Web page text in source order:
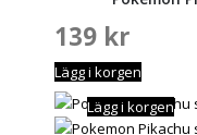
139 kr
Lägg i korgen
Lägg i korgen